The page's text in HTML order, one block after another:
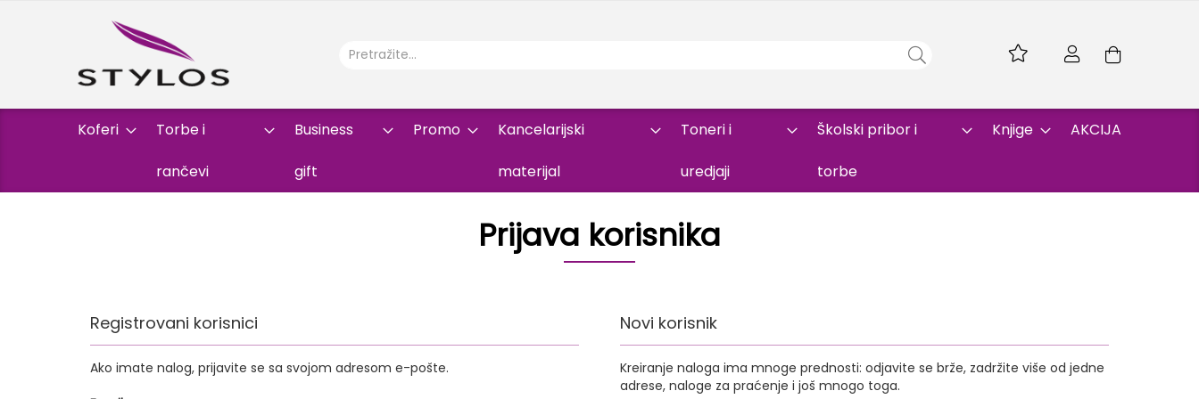
Skip
Koferi Torbe i
rančevi
Business
gift
Promo Kancelarijski
materijal
Toneri i
uredjaji
Školski pribor i
torbe
Knjige AKCIJA
Prijava korisnika
Registrovani korisnici
Ako imate nalog, prijavite se sa svojom adresom e-pošte.
Novi korisnik
Kreiranje naloga ima mnoge prednosti: odjavite se brže, zadržite više od jedne
adrese, naloge za praćenje i još mnogo toga.